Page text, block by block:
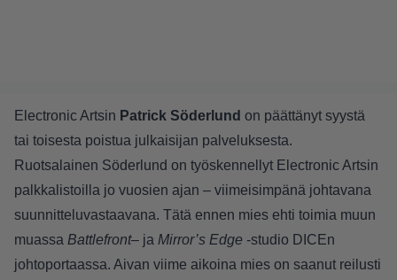
Electronic Artsin Patrick Söderlund on päättänyt syystä
tai toisesta poistua julkaisijan palveluksesta.
Ruotsalainen Söderlund on työskennellyt Electronic Artsin
palkkalistoilla jo vuosien ajan – viimeisimpänä johtavana
suunnitteluvastaavana. Tätä ennen mies ehti toimia muun
muassa Battlefront– ja Mirror’s Edge -studio DICEn
johtoportaassa. Aivan viime aikoina mies on saanut reilusti